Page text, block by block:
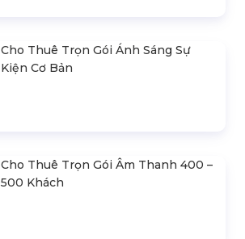
Cho Thuê Trọn Gói Ánh Sáng Sự
Kiện Cơ Bản
Cho Thuê Trọn Gói Âm Thanh 400 –
500 Khách